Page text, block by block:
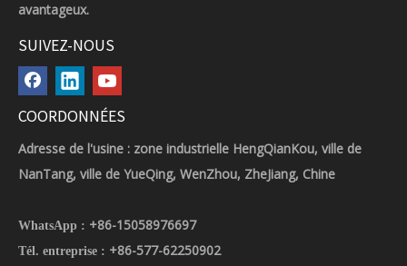
avantageux.
SUIVEZ-NOUS
COORDONNÉES
Adresse de l'usine : zone industrielle HengQianKou, ville de
NanTang, ville de YueQing, WenZhou, ZheJiang, Chine
WhatsApp : +86-15058976697
Tél. entreprise : +86-577-62250902